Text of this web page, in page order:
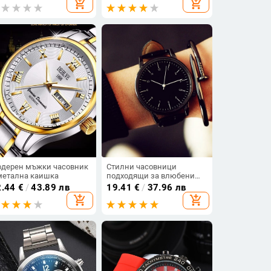
часовник със
add_shopping_cart add_shopping_cart
мъжки часовник
каишка
€ /43.89 лв
add_shopping_cart
Стилни часовници
подходящи за влюбени
двойки в три цвята.
19.41 € / 37.96 лв
add_shopping_cart